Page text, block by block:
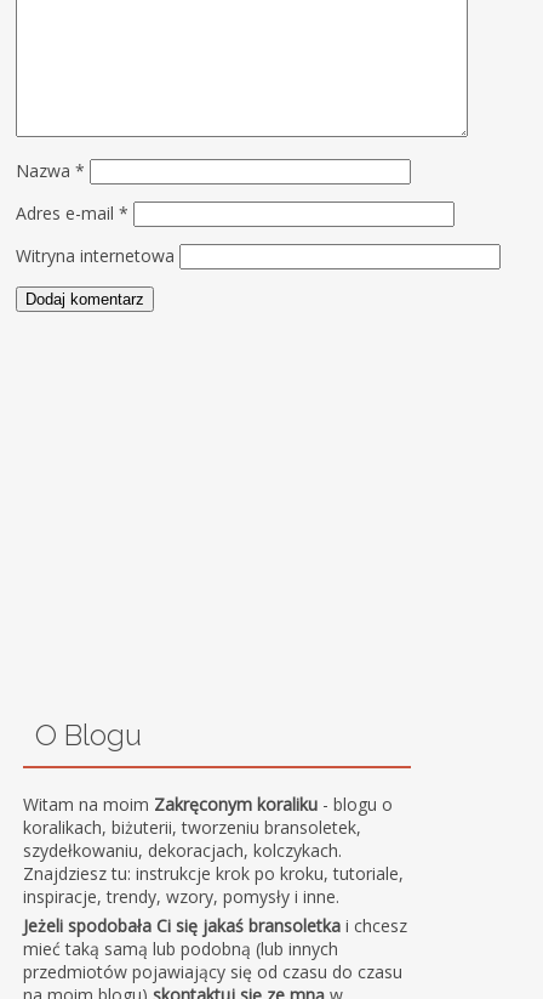
Nazwa*
Adres e-mail*
Witryna internetowa
O Blogu
Witam na moim Zakręconym koraliku - blogu o
koralikach, biżuterii, tworzeniu bransoletek,
szydełkowaniu, dekoracjach, kolczykach.
Znajdziesz tu: instrukcje krok po kroku, tutoriale,
inspiracje, trendy, wzory, pomysły i inne.
Jeżeli spodobała Ci się jakaś bransoletka i chcesz
mieć taką samą lub podobną (lub innych
przedmiotów pojawiający się od czasu do czasu